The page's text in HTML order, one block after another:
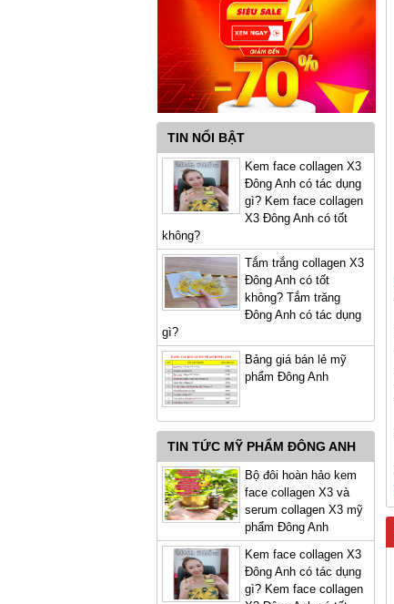
TIN NỔI BẬT
Kem face collagen X3
Đông Anh có tác dụng
gì? Kem face collagen
X3 Đông Anh có tốt
không?
Tắm trắng collagen X3
Đông Anh có tốt
không? Tắm trăng
Đông Anh có tác dụng
gì?
Bảng giá bán lẻ mỹ
phẩm Đông Anh
TIN TỨC MỸ PHẨM ĐÔNG ANH
Bộ đôi hoàn hảo kem
face collagen X3 và
serum collagen X3 mỹ
phẩm Đông Anh
Kem face collagen X3
Đông Anh có tác dụng
gì? Kem face collagen